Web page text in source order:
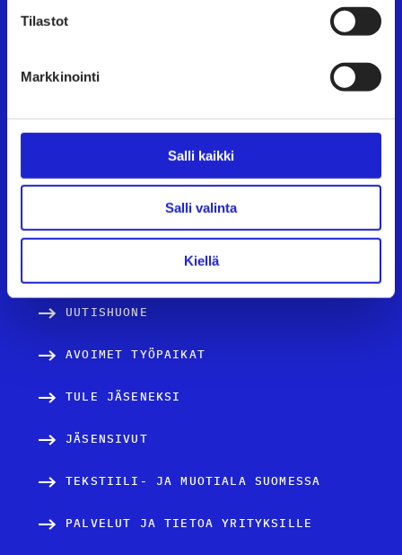
Tilastot
Markkinointi
Salli kaikki
Salli valinta
Kiellä
muotialan yritysten etujärjestö, joka tarjoaa
Neuvottelemme työehtosopimukset, joita
Tutustu meihin tarkemmin
Käyntiosoite:Eteläranta 10, 00130 Helsinki
UUTISHUONE
AVOIMET TYÖPAIKAT
TULE JÄSENEKSI
JÄSENSIVUT
TEKSTIILI- JA MUOTIALA SUOMESSA
PALVELUT JA TIETOA YRITYKSILLE